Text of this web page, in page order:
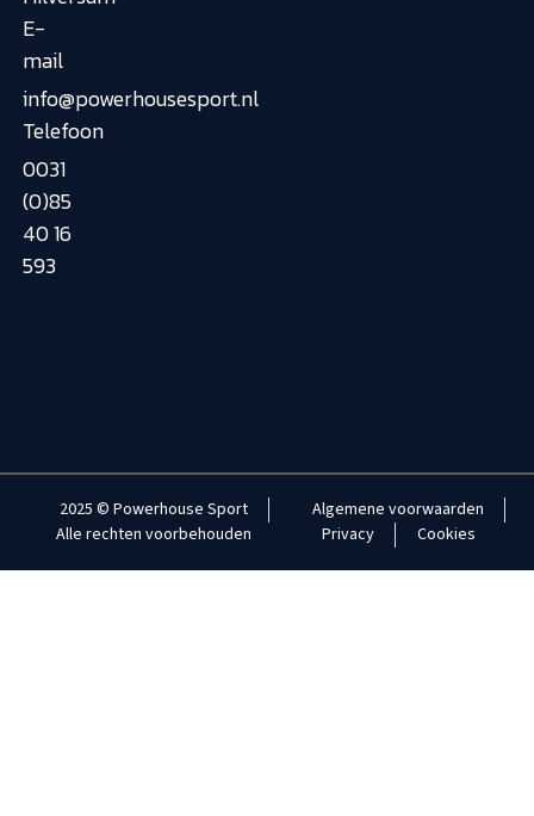
E-
mail
info@powerhousesport.nl
Telefoon
0031
(0)85
40 16
593
2025 © Powerhouse Sport
Alle rechten voorbehouden
Algemene voorwaarden
Privacy
Cookies